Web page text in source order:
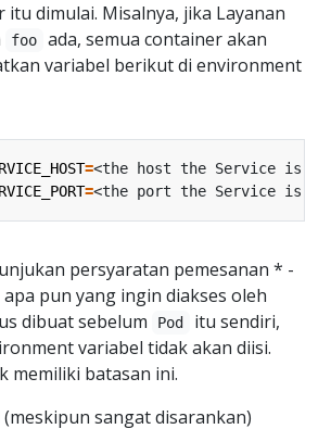
itu dimulai. Misalnya, jika Layanan
foo
ada, semua container akan
variabel berikut di environment
=
=
persyaratan pemesanan * -
apa pun yang ingin diakses oleh
dibuat sebelum Pod
itu sendiri,
variabel tidak akan diisi.
memiliki batasan ini.
sangat disarankan)